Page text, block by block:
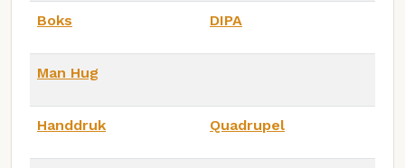
Boks DIPA
Man Hug
Handdruk Quadrupel